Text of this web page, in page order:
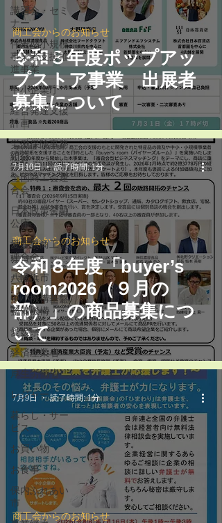
講習会・セミ
ナー
伴走型小規模
事業者支援推
進事業
中小企業庁
経営発達支援
計画
労働保険事務
組合
全国商工会連
合会
日本政策金融
公庫
愛媛県商工会
連合会
八幡浜市
中小機構基盤
整備機構
愛媛県
経済産業省
厚生労働省
レジャー
暮らし・サー
ビス
お買い物
お食事
保内ふれあい
市
令和８年度ポップアッ
プストア事業 出展者
募集について
商工会からのお知らせ
令和８年度「buyer’s
room2026（９月の
部）」の商品募集につ
いて
商工会からのお知らせ
7月10日 読了時間: 1分
商工会からのお知らせ
7月9日 読了時間: 1分